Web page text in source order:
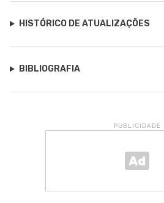
HISTÓRICO DE ATUALIZAÇÕES
BIBLIOGRAFIA
PUBLICIDADE